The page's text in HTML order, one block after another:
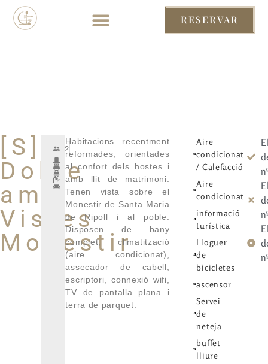
RESERVAR
RESERVAR
[S]
Doble
amb
Vistes
Monestir
2
Habitacions recentment
reformades, orientades
al confort dels hostes i
amb llit de matrimoni.
Tenen vista sobre el
Monestir de Santa Maria
de Ripoll i al poble.
Disposen de bany
complet, climatització
(aire condicionat),
assecador de cabell,
escriptori, connexió wifi,
TV de pantalla plana i
terra de parquet.
Aire
condicionat
/ Calefacció
Aire
condicionat
informació
turística
Lloguer
de
bicicletes
ascensor
Servei
de
neteja
buffet
lliure